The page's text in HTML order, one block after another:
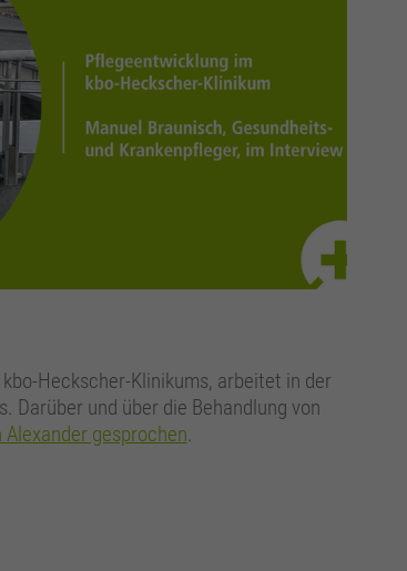
Heckscher-Klinikums, arbeitet in der
Darüber und über die Behandlung von
gesprochen.